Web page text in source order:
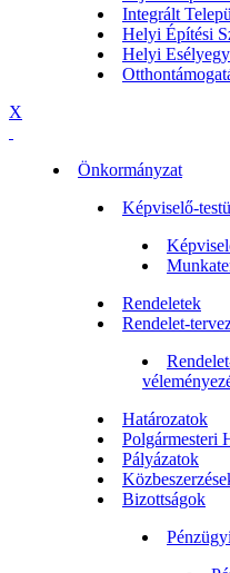
Integrált
Helyi Építési
Helyi
X
Önkormányzat
Képviselő-
Rendeletek
Rendelet-
Határozatok
Polgármesteri
Pályázatok
Bizottságok